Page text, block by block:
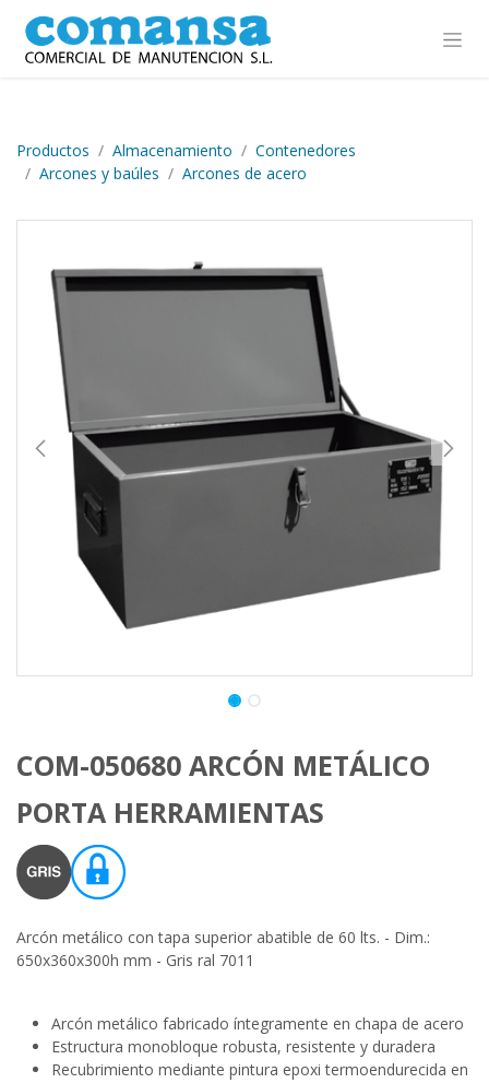
Ir al contenido
Productos Almacenamiento
Contenedores
Arcones y baúles
Arcones de acero
COM-050680 ARCÓN METÁLICO
PORTA HERRAMIENTAS
Arcón metálico con tapa superior abatible de 60 lts. - Dim.:
650x360x300h mm - Gris ral 7011
Arcón metálico fabricado íntegramente en chapa de acero
Estructura monobloque robusta, resistente y duradera
Recubrimiento mediante pintura epoxi termoendurecida en